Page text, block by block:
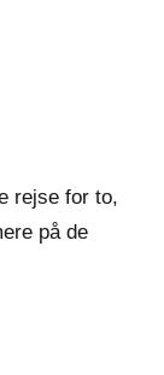
rejse for to,
på de